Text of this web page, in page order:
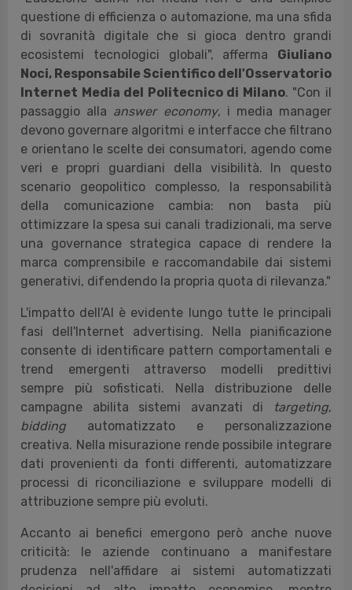
questione di efficienza o automazione, ma una sfida
di sovranità digitale che si gioca dentro grandi
ecosistemi tecnologici globali", afferma Giuliano
Noci, Responsabile Scientifico dell'Osservatorio
Internet Media del Politecnico di Milano. "Con il
passaggio alla answer economy, i media manager
devono governare algoritmi e interfacce che filtrano
e orientano le scelte dei consumatori, agendo come
veri e propri guardiani della visibilità. In questo
scenario geopolitico complesso, la responsabilità
della comunicazione cambia: non basta più
ottimizzare la spesa sui canali tradizionali, ma serve
una governance strategica capace di rendere la
marca comprensibile e raccomandabile dai sistemi
generativi, difendendo la propria quota di rilevanza."
L'impatto dell'AI è evidente lungo tutte le principali
fasi dell'Internet advertising. Nella pianificazione
consente di identificare pattern comportamentali e
trend emergenti attraverso modelli predittivi
sempre più sofisticati. Nella distribuzione delle
campagne abilita sistemi avanzati di
targeting,
bidding automatizzato e personalizzazione
creativa. Nella misurazione rende possibile integrare
dati provenienti da fonti differenti, automatizzare
processi di riconciliazione e sviluppare modelli di
attribuzione sempre più evoluti.
Accanto ai benefici emergono però anche nuove
criticità: le aziende continuano a manifestare
prudenza nell'affidare ai sistemi automatizzati